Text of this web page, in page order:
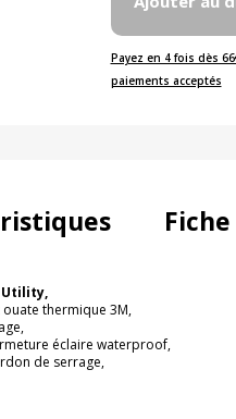
Payez en 4 fois dès
paiements acceptés
Utility,
thermique 3M,
éclaire waterproof,
de serrage,